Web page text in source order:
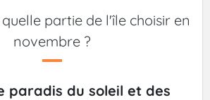
partie de l'île choisir en
novembre ?
paradis du soleil et des